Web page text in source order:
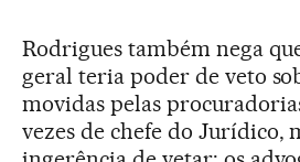
Rodrigues também nega
geral teria poder de veto
movidas pelas
vezes de chefe do Jurídico,